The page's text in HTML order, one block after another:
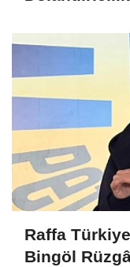
Raffa
Bingöl